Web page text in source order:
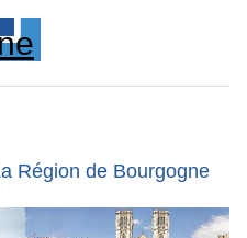
Région de Bourgogne